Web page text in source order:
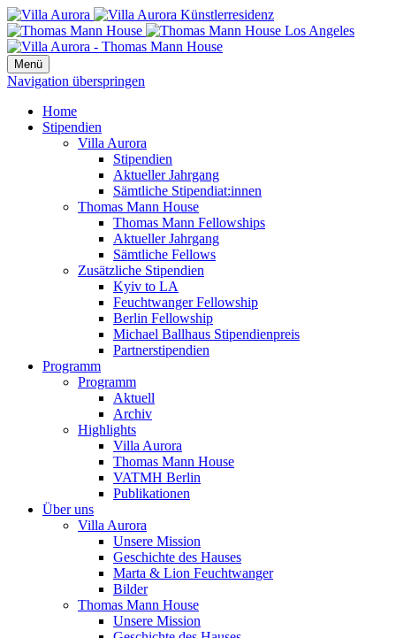
Menü
Navigation überspringen
Home
Stipendien
Villa Aurora
Stipendien
Aktueller Jahrgang
Sämtliche Stipendiat:innen
Thomas Mann House
Thomas Mann Fellowships
Aktueller Jahrgang
Sämtliche Fellows
Zusätzliche Stipendien
Kyiv to LA
Feuchtwanger Fellowship
Berlin Fellowship
Michael Ballhaus Stipendienpreis
Partnerstipendien
Programm
Programm
Aktuell
Archiv
Highlights
Villa Aurora
Thomas Mann House
VATMH Berlin
Publikationen
Über uns
Villa Aurora
Unsere Mission
Geschichte des Hauses
Marta & Lion Feuchtwanger
Bilder
Thomas Mann House
Unsere Mission